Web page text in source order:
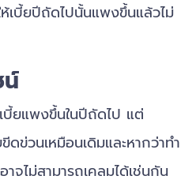
ห้เบี้ยปีถัดไปนั้นแพงขึ้นแล้วไม่
น์
แพงขึ้นในปีถัดไป แต่
ข่วนเหมือนเดิมและหากว่าทำ
จไม่สามารถเคลมได้เช่นกัน